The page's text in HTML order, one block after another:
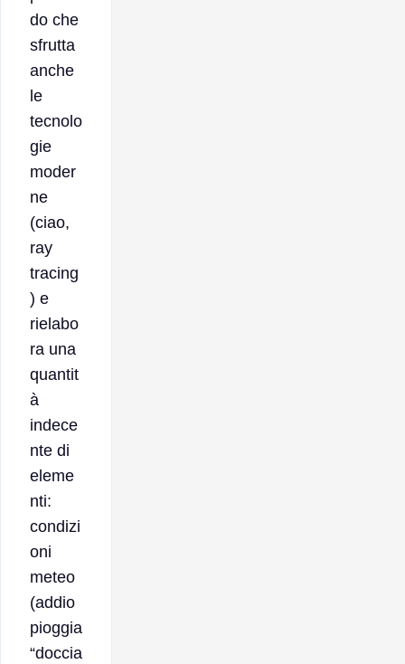
do che
sfrutta
anche
le
tecnolo
gie
moder
ne
(ciao,
ray
tracing
) e
rielabo
ra una
quantit
à
indece
nte di
eleme
nti:
condizi
oni
meteo
(addio
pioggia
“doccia